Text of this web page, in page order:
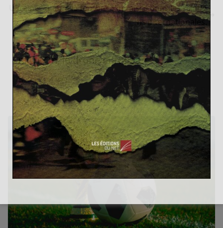
Ukraine : quand le football s’immisce dans les relatio
ns internationales.
nEUROn, le drone européen
26 juin 2014 0